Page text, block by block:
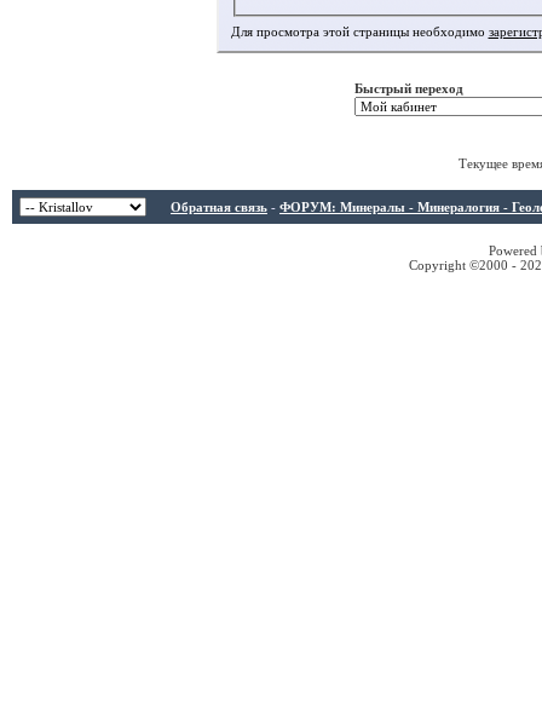
Для просмотра этой страницы необходимо
Быстрый переход
Текущее
Обратная связь - ФОРУМ: Минералы - Минералогия -
Copyright ©2000 -